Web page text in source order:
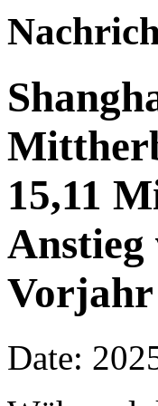
15,11
Anstieg
Vorjahr
Date: